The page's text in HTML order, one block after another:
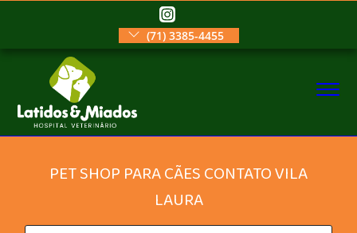
(71) 3385-4455
PET SHOP PARA CÃES CONTATO VILA
LAURA